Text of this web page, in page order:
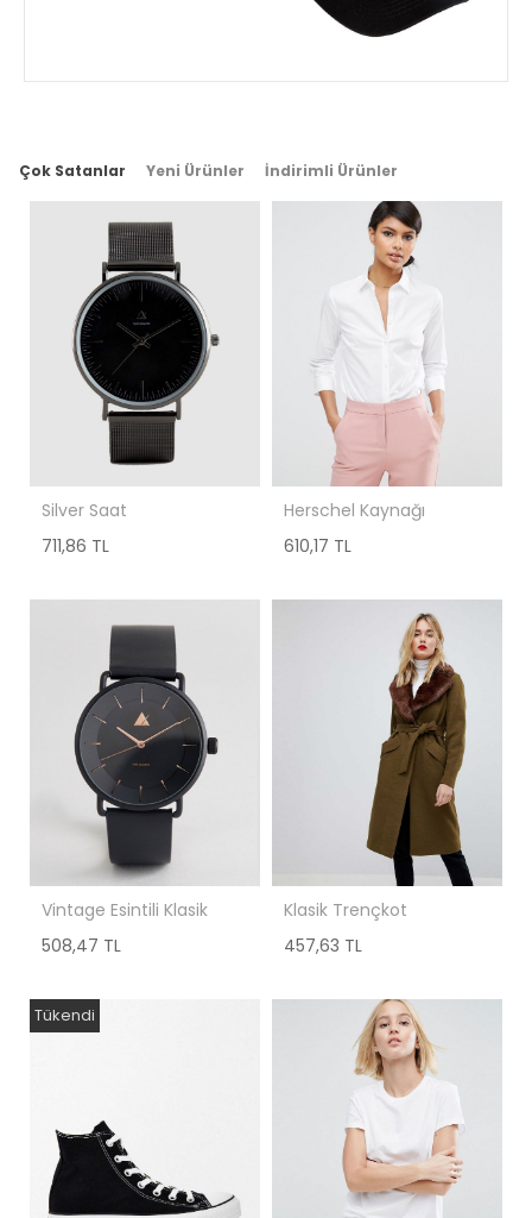
Çok Satanlar Yeni Ürünler İndirimli Ürünler
Silver Saat
711,86 TL
Herschel Kaynağı
610,17 TL
Vintage Esintili Klasik
508,47 TL
Klasik Trençkot
457,63 TL
Tükendi